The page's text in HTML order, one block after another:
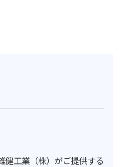
健工業（株）がご提供する